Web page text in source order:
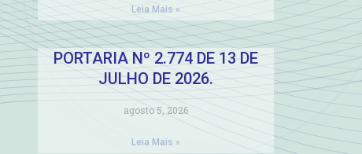
Leia Mais »
PORTARIA Nº 2.774 DE 13 DE
JULHO DE 2026.
agosto 5, 2026
Leia Mais »